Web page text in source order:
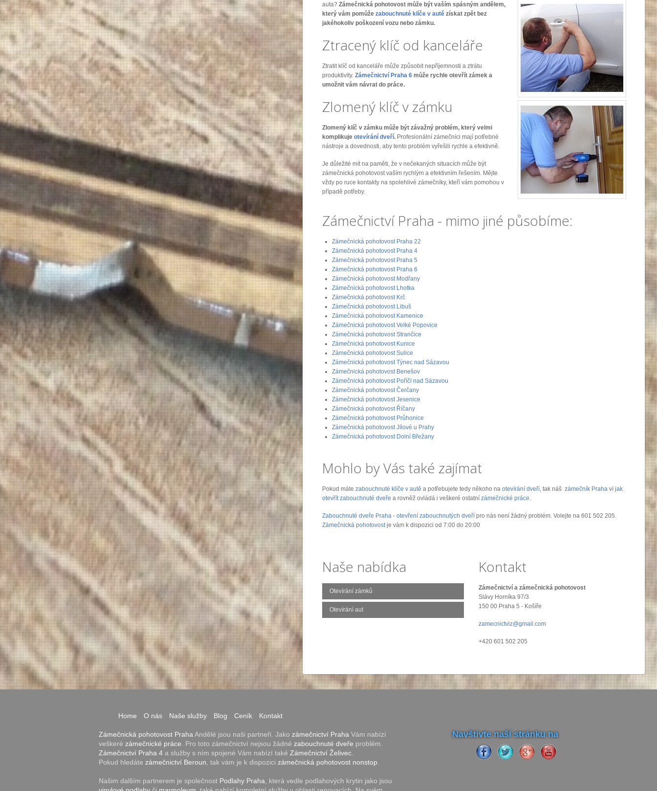
auta? Zámečnická pohotovost může být vaším spásným andělem,
který vám pomůže zabouchnuté klíče v autě získat zpět bez
jakéhokoliv poškození vozu nebo zámku.
Ztracený klíč od kanceláře
Ztratit klíč od kanceláře může způsobit nepříjemnosti a ztrátu
produktivity. Zámečnictví Praha 6 může rychle otevřít zámek a
umožnit vám návrat do práce.
Zlomený klíč v zámku
Zlomený klíč v zámku může být závažný problém, který velmi
komplikuje otevírání dveří. Profesionální zámečníci mají potřebné
nástroje a dovednosti, aby tento problém vyřešili rychle a efektivně.
Je důležité mít na paměti, že v nečekaných situacích může být
zámečnická pohotovost vaším rychlým a efektivním řešením. Mějte
vždy po ruce kontakty na spolehlivé zámečníky, kteří vám pomohou v
případě potřeby.
Zámečnictví Praha - mimo jiné působíme:
Zámečnická pohotovost Praha 22
Zámečnická pohotovost Praha 4
Zámečnická pohotovost Praha 5
Zámečnická pohotovost Praha 6
Zámečnická pohotovost Modřany
Zámečnická pohotovost Lhotka
Zámečnická pohotovost Krč
Zámečnická pohotovost Libuš
Zámečnická pohotovost Kamenice
Zámečnická pohotovost Velké Popovice
Zámečnická pohotovost Strančice
Zámečnická pohotovost Kunice
Zámečnická pohotovost Sulice
Zámečnická pohotovost Týnec nad Sázavou
Zámečnická pohotovost Benešov
Zámečnická pohotovost Poříčí nad Sázavou
Zámečnická pohotovost Čerčany
Zámečnická pohotovost Jesenice
Zámečnická pohotovost Říčany
Zámečnická pohotovost Průhonice
Zámečnická pohotovost Jílové u Prahy
Zámečnická pohotovost Dolní Břežany
Mohlo by Vás také zajímat
Pokud máte zabouchnuté klíče v autě a potřebujete tedy někoho na otevírání dveří , tak náš zámečník Praha ví jak
otevřít zabouchnuté dveře a rovněž ovládá i veškeré ostatní zámečnické práce
Zabouchnuté dveře Praha - otevření zabouchnutých dveří pro nás není žádný problém. Volejte na 601 502 205.
Zámečnická pohotovost je vám k dispozici od 7:00 do 20:00
Naše nabídka
Otevírání zámků
Otevírání aut
Kontakt
Zámečnictví a zámečnická pohotovost
Slávy Horníka 97/3
150 00 Praha 5 - Košíře
zamecnictviz@gmail.com
+420 601 502 205
Home O nás Naše služby Blog Ceník Kontakt
Zámečnická pohotovost Praha Andělé jsou naši partneři. Jako zámečnictví Praha Vám nabízí
veškeré zámečnické práce . Pro toto zámečnictví nejsou žádné zabouchnuté dveře problém.
Zámečnictví Praha 4 a služby s ním spojené Vám nabízí také Zámečnictví Želivec
Pokud hledáte zámečnictví Beroun , tak vám je k dispozici zámečnická pohotovost nonstop
Našim dalším partnerem je společnost Podlahy Praha , která vedle podlahových krytin jako jsou
Navštivte naší stránku na